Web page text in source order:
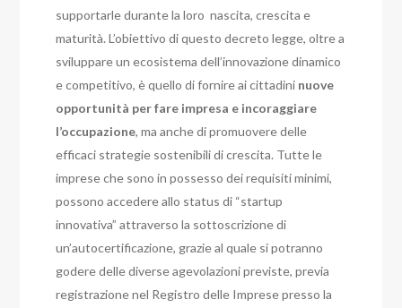
supportarle durante la loro nascita, crescita e
maturità. L’obiettivo di questo decreto legge, oltre a
sviluppare un ecosistema dell’innovazione dinamico
e competitivo, è quello di fornire ai cittadini nuove
opportunità per fare impresa e incoraggiare
l’occupazione, ma anche di promuovere delle
efficaci strategie sostenibili di crescita. Tutte le
imprese che sono in possesso dei requisiti minimi,
possono accedere allo status di “startup
innovativa” attraverso la sottoscrizione di
un’autocertificazione, grazie al quale si potranno
godere delle diverse agevolazioni previste, previa
registrazione nel Registro delle Imprese presso la